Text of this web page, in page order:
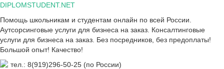
Skip
content
DIPLOMSTUDENT.NET
Помощь школьникам и студентам онлайн по всей России.
Аутсорсинговые услуги для бизнеса на заказ. Консалтинговые
услуги для бизнеса на заказ. Без посредников, без предоплаты!
Большой опыт! Качество!
тел.: 8(919)296-50-25 (по России)